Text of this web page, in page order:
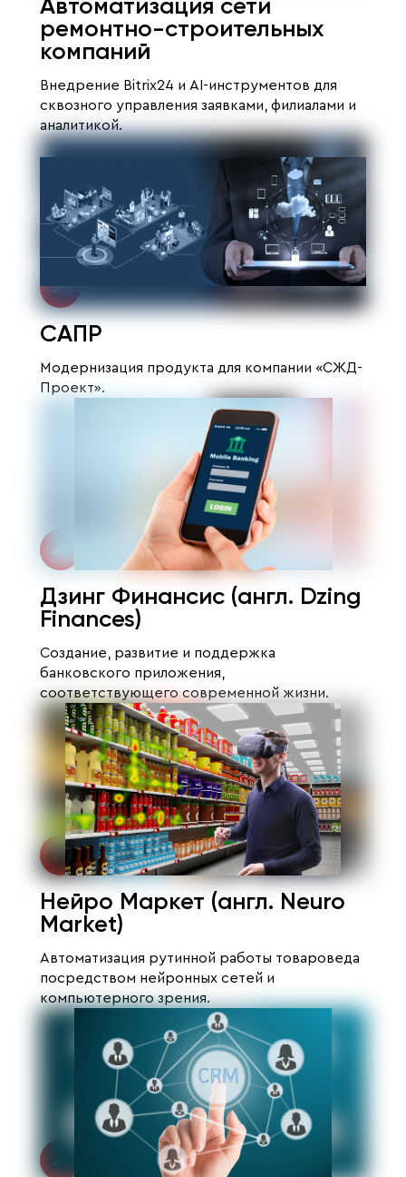
Автоматизация сети
ремонтно-строительных
компаний
Внедрение Bitrix24 и AI-инструментов для
сквозного управления заявками, филиалами и
аналитикой.
САПР
Модернизация продукта для компании «СЖД-
Проект».
Дзинг Финансис (англ. Dzing
Finances)
Создание, развитие и поддержка
банковского приложения,
соответствующего современной жизни.
Нейро Маркет (англ. Neuro
Market)
Автоматизация рутинной работы товароведа
посредством нейронных сетей и
компьютерного зрения.